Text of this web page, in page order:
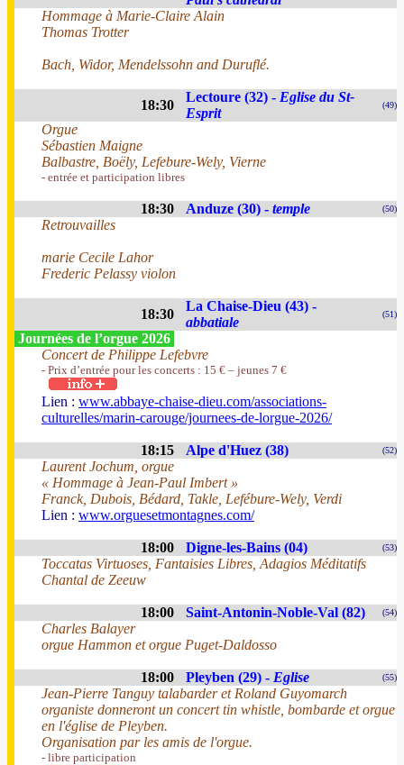
Hommage à Marie-Claire Alain
Thomas Trotter
Bach, Widor, Mendelssohn and Duruflé.
18:30
Lectoure (32) - Eglise du St-
Esprit
(49)
Orgue
Sébastien Maigne
Balbastre, Boëly, Lefebure-Wely, Vierne
- entrée et participation libres
18:30 Anduze (30) - temple (50)
Retrouvailles
marie Cecile Lahor
Frederic Pelassy violon
18:30
La Chaise-Dieu (43) -
abbatiale
(51)
Journées de l’orgue 2026
Concert de Philippe Lefebvre
- Prix d’entrée pour les concerts : 15 € – jeunes 7 €
Lien : www.abbaye-chaise-dieu.com/associations-
culturelles/marin-carouge/journees-de-lorgue-2026/
18:15 Alpe d'Huez (38) (52)
Laurent Jochum, orgue
« Hommage à Jean-Paul Imbert »
Franck, Dubois, Bédard, Takle, Lefébure-Wely, Verdi
Lien : www.orguesetmontagnes.com/
18:00 Digne-les-Bains (04) (53)
Toccatas Virtuoses, Fantaisies Libres, Adagios Méditatifs
Chantal de Zeeuw
18:00 Saint-Antonin-Noble-Val (82) (54)
Charles Balayer
orgue Hammon et orgue Puget-Daldosso
18:00 Pleyben (29) - Eglise (55)
Jean-Pierre Tanguy talabarder et Roland Guyomarch
organiste donneront un concert tin whistle, bombarde et orgue
en l'église de Pleyben.
Organisation par les amis de l'orgue.
- libre participation